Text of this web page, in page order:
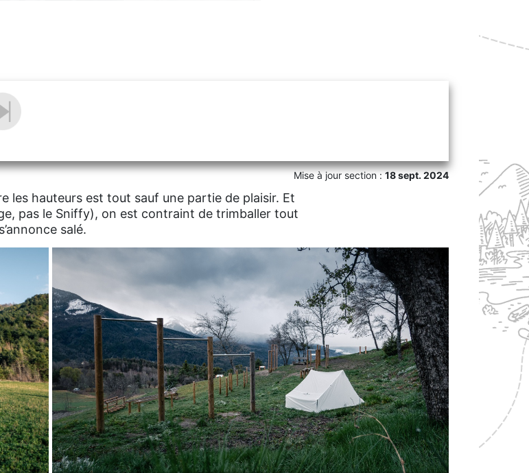
Mise à jour section :18 sept. 2024
les hauteurs est tout sauf une partie de plaisir. Et
pas le Sniffy), on est contraint de trimballer tout
salé.